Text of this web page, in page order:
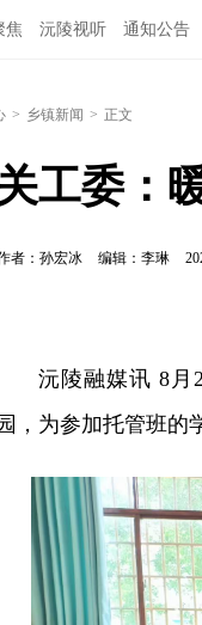
焦 沅陵视听 通知公告
> 乡镇新闻 > 正文
工委：
者：孙宏冰 编辑：李琳
沅陵融媒讯 8月
，为参加托管班的